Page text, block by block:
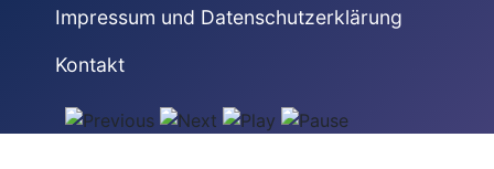
Impressum und Datenschutzerklärung
Kontakt